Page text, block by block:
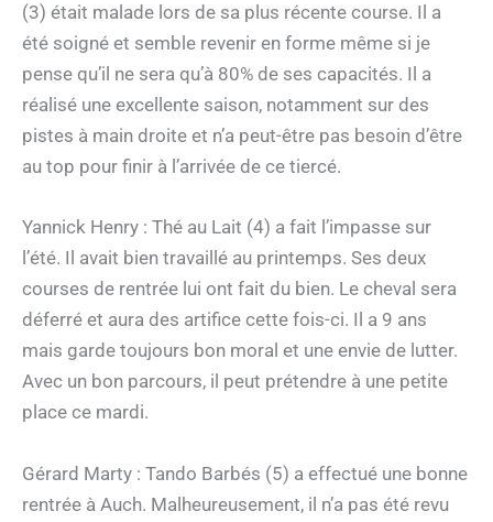
(3) était malade lors de sa plus récente course. Il a
été soigné et semble revenir en forme même si je
pense qu’il ne sera qu’à 80% de ses capacités. Il a
réalisé une excellente saison, notamment sur des
pistes à main droite et n’a peut-être pas besoin d’être
au top pour finir à l’arrivée de ce tiercé.
Yannick Henry : Thé au Lait (4) a fait l’impasse sur
l’été. Il avait bien travaillé au printemps. Ses deux
courses de rentrée lui ont fait du bien. Le cheval sera
déferré et aura des artifice cette fois-ci. Il a 9 ans
mais garde toujours bon moral et une envie de lutter.
Avec un bon parcours, il peut prétendre à une petite
place ce mardi.
Gérard Marty : Tando Barbés (5) a effectué une bonne
rentrée à Auch. Malheureusement, il n’a pas été revu